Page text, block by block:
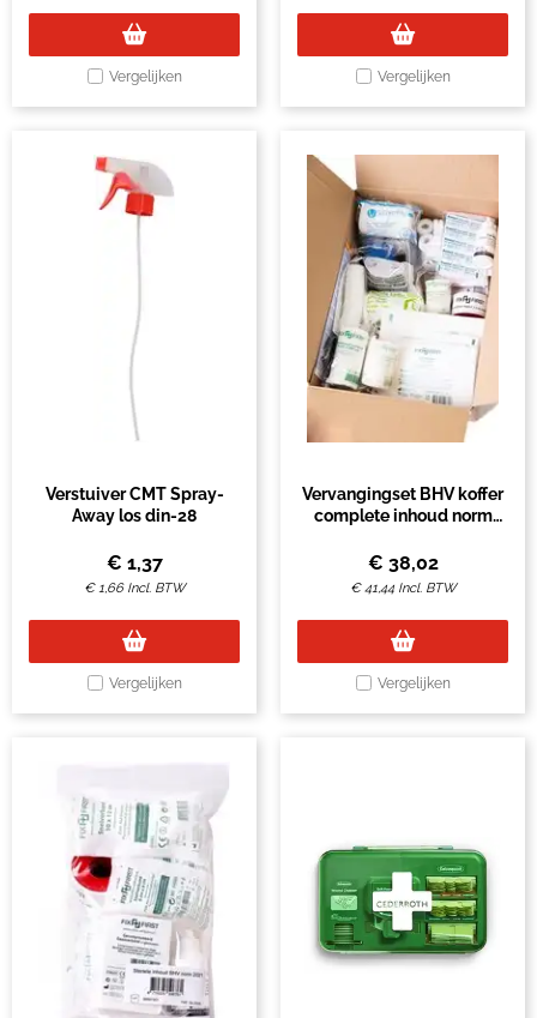
Vergelijken Vergelijken
Verstuiver CMT Spray-
Away los din-28
€ 1,37
€1,66 Incl. BTW
Vergelijken
Vervangingset BHV koffer
complete inhoud norm
€ 38,02
€41,44 Incl. BTW
Vergelijken